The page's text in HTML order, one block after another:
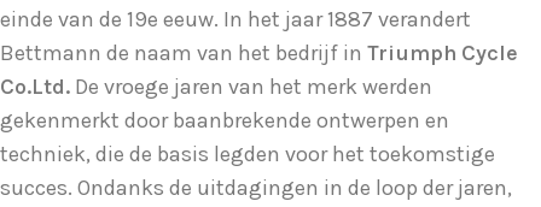
einde van de 19e eeuw. In het jaar 1887 verandert
Bettmann de naam van het bedrijf in Triumph Cycle
Co.Ltd. De vroege jaren van het merk werden
gekenmerkt door baanbrekende ontwerpen en
techniek, die de basis legden voor het toekomstige
succes. Ondanks de uitdagingen in de loop der jaren,